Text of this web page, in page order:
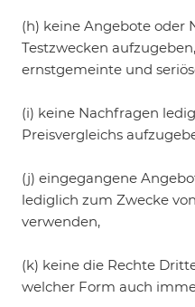
(h) keine Angebote oder
Testzwecken
ernstgemeinte und
(i) keine Nachfragen
Preisvergleichs
(j) eingegangene
lediglich zum Zwecke
verwenden,
(k) keine die Rechte
welcher Form auch